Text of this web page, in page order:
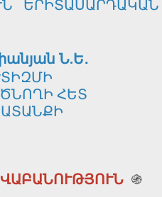
ԵՐԻՏԱՍԱՐԴԱԿԱՆ
Ն.Ե․
ՀԵՏ
֍